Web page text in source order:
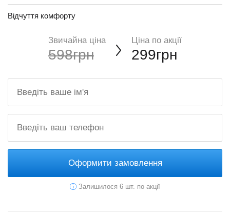
Відчуття комфорту
Звичайна ціна
598грн
Ціна по акції
299грн
Оформити замовлення
Залишилося 6 шт. по акції